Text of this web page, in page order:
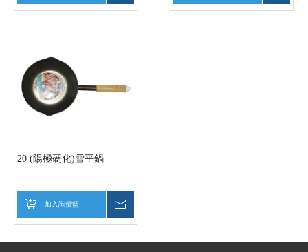
20 (陽極硬化)雪平鍋
加入詢價籃